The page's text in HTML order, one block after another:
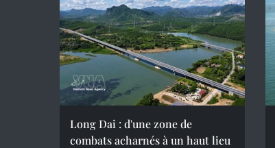
Long Dai : d'une zone de
combats acharnés à un haut lieu